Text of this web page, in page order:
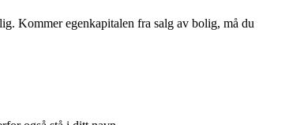
Kommer egenkapitalen fra salg av bolig, må du